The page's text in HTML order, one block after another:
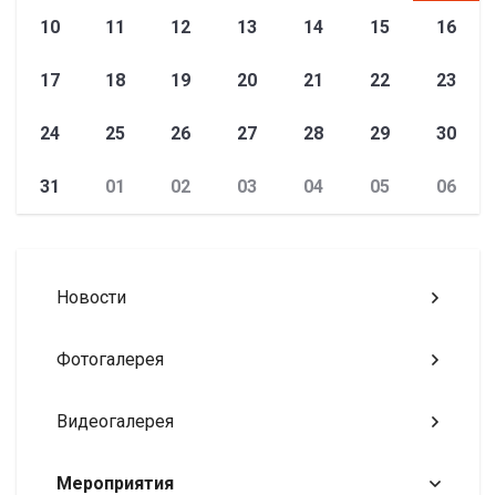
10 11 12 13 14 15 16
17 18 19 20 21 22 23
24 25 26 27 28 29 30
31 01 02 03 04 05 06
Новости
Фотогалерея
Видеогалерея
Мероприятия